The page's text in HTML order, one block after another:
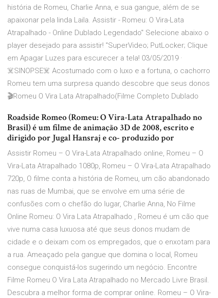
história de Romeu, Charlie Anna, e sua gangue, além de se
apaixonar pela linda Laila. Assistir - Romeu: O Vira-Lata
Atrapalhado - Online Dublado Legendado" Selecione abaixo o
player desejado para assistir! "SuperVideo; PutLocker; Clique
em Apagar Luzes para escurecer a tela! 03/05/2019 ·
☠️SINOPSE☠️ Acostumado com o luxo e a fortuna, o cachorro
Romeu tem uma surpresa quando descobre que seus donos
🎬Romeu O Vira Lata Atrapalhado(Filme Completo Dublado
Roadside Romeo (Romeu: O Vira-Lata Atrapalhado no
Brasil) é um filme de animação 3D de 2008, escrito e
dirigido por Jugal Hansraj e co- produzido por
Assistir Romeu – O Vira-Lata Atrapalhado online, Romeu – O
Vira-Lata Atrapalhado 1080p, Romeu – O Vira-Lata Atrapalhado
720p, O filme conta a história de Romeu, um cão abandonado
nas ruas de Mumbai, que se envolve em uma série de
confusões com o chefão do lugar, Charlie Anna, No Filme
Online Romeu: O Vira Lata Atrapalhado , Romeu é um cão que
vive numa casa luxuosa até que seus donos mudam de
cidade e o deixam com os empregados, que o enxotam para
a rua. Ameaçado pela gangue que domina o local, Romeu
consegue conquistá-los sugerindo um negócio. Encontre
Filme Romeu O Vira Lata Atrapalhado no Mercado Livre Brasil.
Descubra a melhor forma de comprar online. Romeu – O Vira-